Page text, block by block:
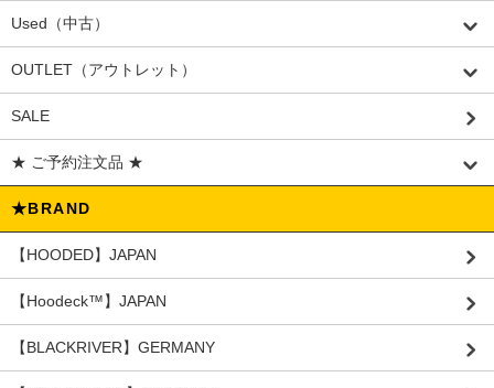
Used（中古）
OUTLET（アウトレット）
SALE
★ ご予約注文品 ★
★BRAND
【HOODED】JAPAN
【Hoodeck™️】JAPAN
【BLACKRIVER】GERMANY